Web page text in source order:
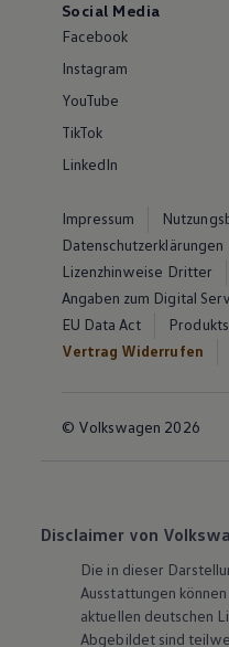
Social Media
Facebook
Instagram
YouTube
TikTok
LinkedIn
Impressum
Datenschutzerklärungen
Lizenzhinweise Dritter
Angaben zum Digital
EU Data Act
Vertrag Widerrufen
© Volkswagen 2026
Disclaimer von
Die in dieser
Ausstattungen
aktuellen deutschen
Abgebildet sind